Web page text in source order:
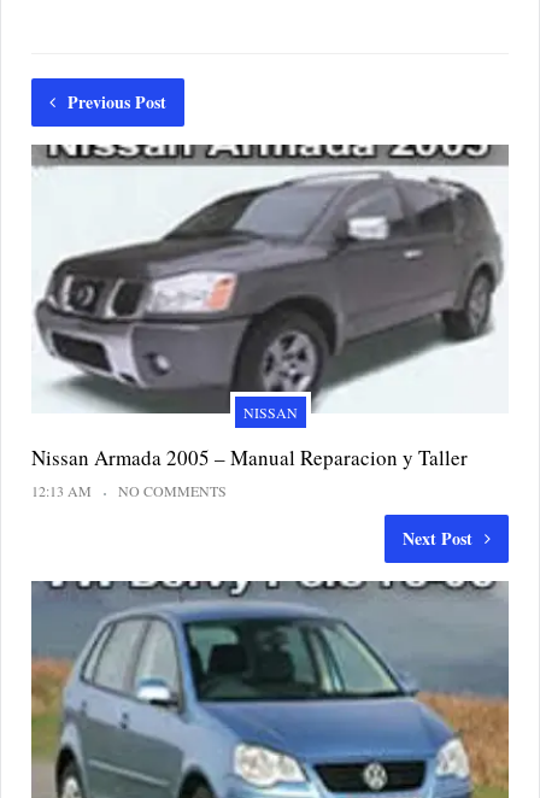
Previous Post
NISSAN
Nissan Armada 2005 – Manual Reparacion y Taller
12:13 AM NO COMMENTS
Next Post